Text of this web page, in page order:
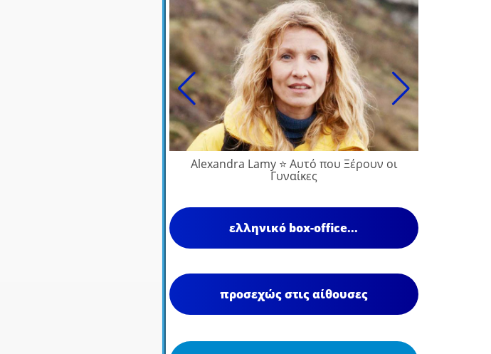
Alexandra Lamy ⭐ Αυτό που Ξέρουν οι
Γυναίκες
ελληνικό box-office...
προσεχώς στις αίθουσες